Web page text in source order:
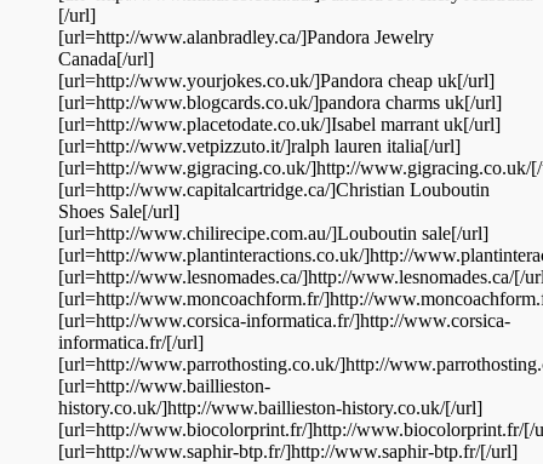
[/url]
[url=http://www.alanbradley.ca/]Pandora Jewelry
Canada[/url]
[url=http://www.yourjokes.co.uk/]Pandora cheap uk[/url]
[url=http://www.blogcards.co.uk/]pandora charms uk[/url]
[url=http://www.placetodate.co.uk/]Isabel marrant uk[/url]
[url=http://www.vetpizzuto.it/]ralph lauren italia[/url]
[url=http://www.gigracing.co.uk/]http://www.gigracing.co.uk/
[url=http://www.capitalcartridge.ca/]Christian Louboutin
Shoes Sale[/url]
[url=http://www.chilirecipe.com.au/]Louboutin sale[/url]
[url=http://www.plantinteractions.co.uk/]http://
[url=http://www.lesnomades.ca/]http://www.lesnomades.ca/[/
[url=http://www.moncoachform.fr/]http://
[url=http://www.corsica-informatica.fr/]http://www.corsica-
informatica.fr/[/url]
[url=http://www.parrothosting.co.uk/]http://
[url=http://www.baillieston-
history.co.uk/]http://www.baillieston-history.co.uk/[/url]
[url=http://www.biocolorprint.fr/]http://www.biocolorprint.fr/[/
[url=http://www.saphir-btp.fr/]http://www.saphir-btp.fr/[/url]